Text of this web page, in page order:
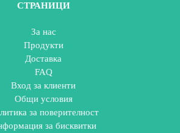
СТРАНИЦИ
За нас
Продукти
Доставка
FAQ
Вход за клиенти
Общи условия
за поверителност
за бисквитки